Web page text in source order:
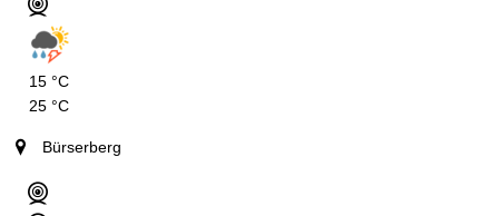
15 °C
25 °C
Bürserberg